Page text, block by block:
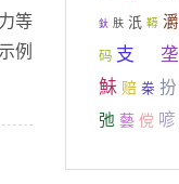
等
例
釱 肤 汦 鞯 灂
码 支 垄
鮇 赔 桊 扮
弛 藝 傥 喭